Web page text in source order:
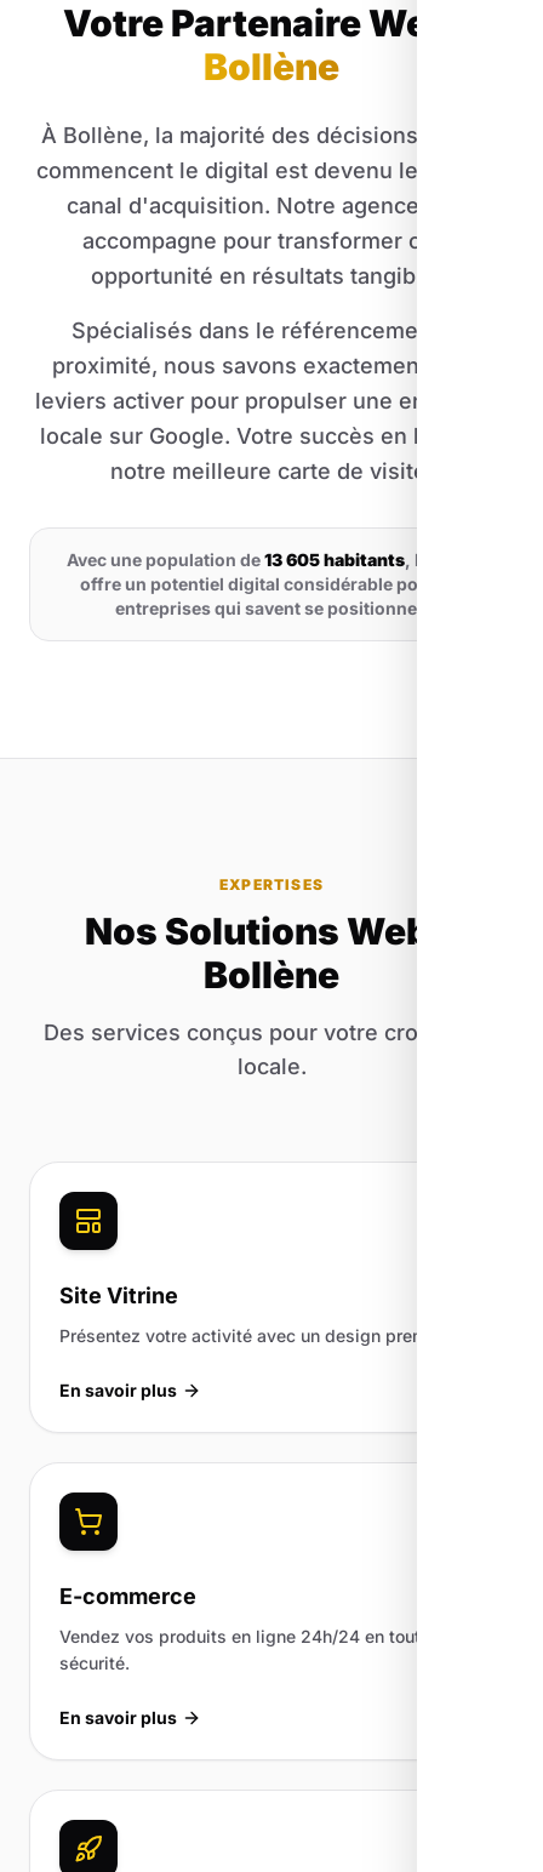
Votre Partenaire Web
Bollène
À Bollène, la majorité des décisions d'achat
commencent le digital est devenu le premier
canal d'acquisition. Notre agence vous
accompagne pour transformer cette
opportunité en résultats tangibles.
Spécialisés dans le référencement de
proximité, nous savons exactement quels
leviers activer pour propulser une entreprise
locale sur Google. Votre succès en ligne est
notre meilleure carte de visite.
Avec une population de13 605 habitants, Bollène
offre un potentiel digital considérable pour les
entreprises qui savent se positionner.
EXPERTISES
Nos Solutions Web à
Bollène
Des services conçus pour votre croissance
locale.
Site Vitrine
Présentez votre activité avec un design premium.
En savoir plus
E-commerce
Vendez vos produits en ligne 24h/24 en toute
sécurité.
En savoir plus